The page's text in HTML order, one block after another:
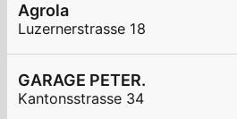
Agrola
Luzernerstrasse 18
GARAGE PETER.
Kantonsstrasse 34